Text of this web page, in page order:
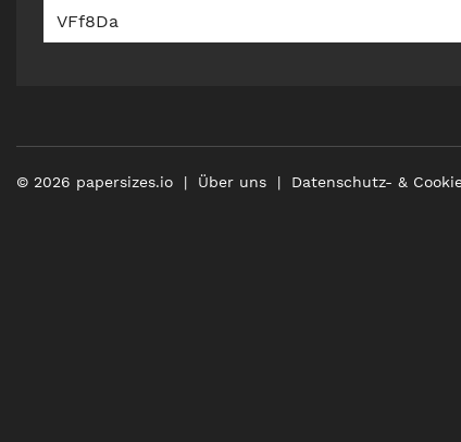
VFf8Da
© 2026 papersizes.io Über uns Datenschutz- &